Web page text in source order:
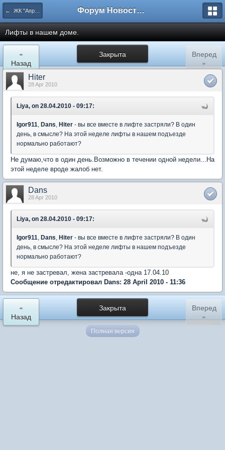
← ЖК "Апрелевский". Архив. Форум Новостройки
Лифты в нашем доме.
Закрыта
«
Назад
Вперед
»
Hiter
28 Apr 2010
Liya, on 28.04.2010 - 09:17:
Igor911, Dans, Hiter - вы все вместе в лифте застряли? В один
день, в смысле? На этой неделе лифты в нашем подъезде
нормально работают?
Не думаю,что в один день.Возможно в течении одной недели...На
этой неделе вроде жалоб нет.
Dans
28 Apr 2010
Liya, on 28.04.2010 - 09:17:
Igor911, Dans, Hiter - вы все вместе в лифте застряли? В один
день, в смысле? На этой неделе лифты в нашем подъезде
нормально работают?
не, я не застревал, жена застревала -одна 17.04.10
Сообщение отредактировал Dans: 28 April 2010 - 11:36
Закрыта
«
Назад
Вперед
»
Полная версия